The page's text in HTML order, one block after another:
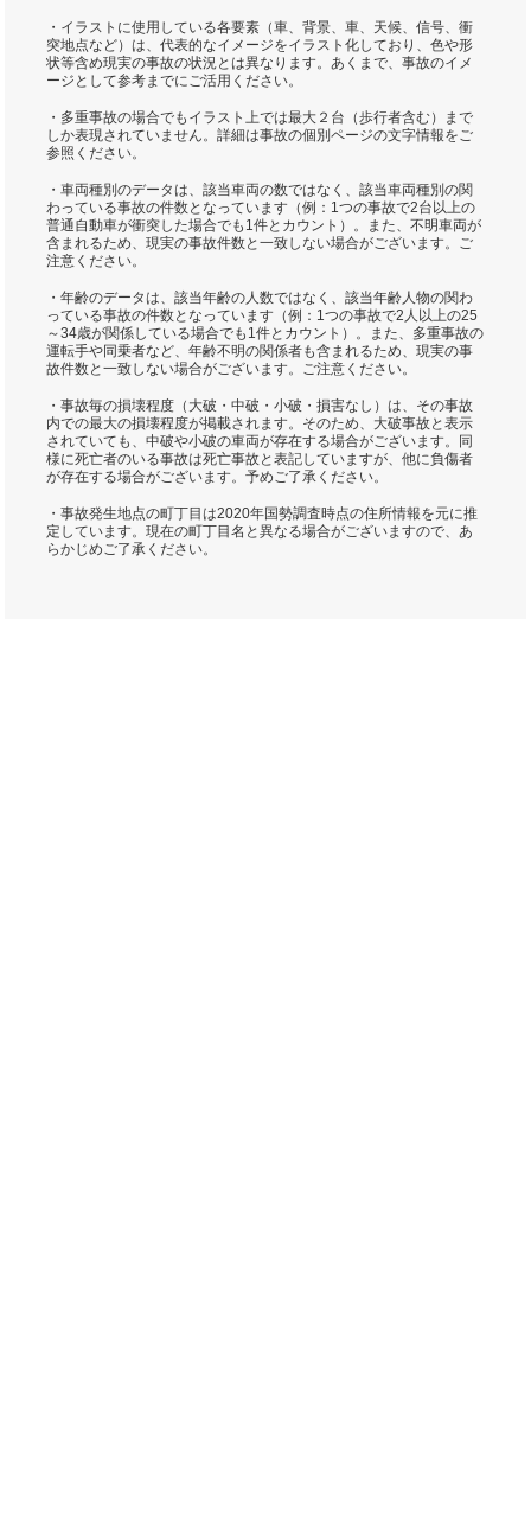
・イラストに使用している各要素（車、背景、車、天候、信号、衝
突地点など）は、代表的なイメージをイラスト化しており、色や形
状等含め現実の事故の状況とは異なります。あくまで、事故のイメ
ージとして参考までにご活用ください。
・多重事故の場合でもイラスト上では最大２台（歩行者含む）まで
しか表現されていません。詳細は事故の個別ページの文字情報をご
参照ください。
・車両種別のデータは、該当車両の数ではなく、該当車両種別の関
わっている事故の件数となっています（例：1つの事故で2台以上の
普通自動車が衝突した場合でも1件とカウント）。また、不明車両が
含まれるため、現実の事故件数と一致しない場合がございます。ご
注意ください。
・年齢のデータは、該当年齢の人数ではなく、該当年齢人物の関わ
っている事故の件数となっています（例：1つの事故で2人以上の25
～34歳が関係している場合でも1件とカウント）。また、多重事故の
運転手や同乗者など、年齢不明の関係者も含まれるため、現実の事
故件数と一致しない場合がございます。ご注意ください。
・事故毎の損壊程度（大破・中破・小破・損害なし）は、その事故
内での最大の損壊程度が掲載されます。そのため、大破事故と表示
されていても、中破や小破の車両が存在する場合がございます。同
様に死亡者のいる事故は死亡事故と表記していますが、他に負傷者
が存在する場合がございます。予めご了承ください。
・事故発生地点の町丁目は2020年国勢調査時点の住所情報を元に推
定しています。現在の町丁目名と異なる場合がございますので、あ
らかじめご了承ください。